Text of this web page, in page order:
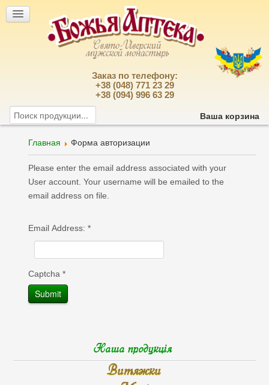
Заказ по телефону:
+38 (048) 771 23 29
+38 (094) 996 63 29
Ваша корзина
Главная Форма авторизации
Please enter the email address associated with your
User account. Your username will be emailed to the
email address on file.
Email Address: *
Captcha *
Submit
Наша продукція
Витяжки